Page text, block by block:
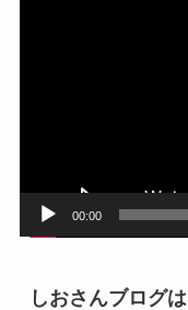
00:00
しおさんブログ